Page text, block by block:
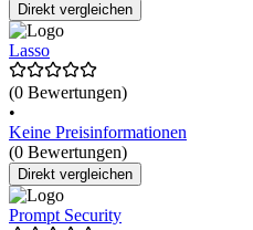
Direkt vergleichen
Lasso
(0 Bewertungen)
•
Keine Preisinformationen
(0 Bewertungen)
Direkt vergleichen
Prompt Security